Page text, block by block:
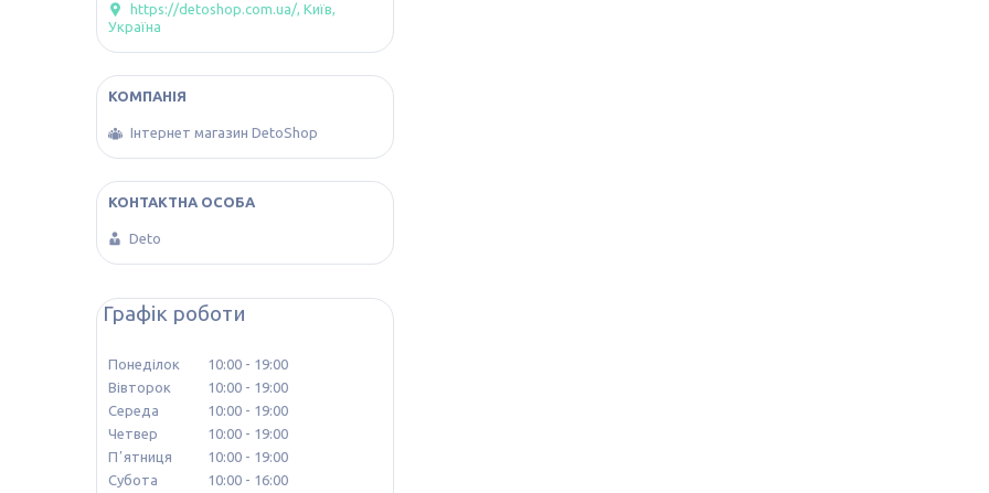
https://detoshop.com.ua/, Київ,
Україна
Інтернет магазин DetoShop
Deto
Графік роботи
Понеділок 10:00
19:00
Вівторок
10:00
19:00
Середа
10:00
19:00
Четвер
10:00
19:00
Пʼятниця
10:00
19:00
Субота
10:00
16:00